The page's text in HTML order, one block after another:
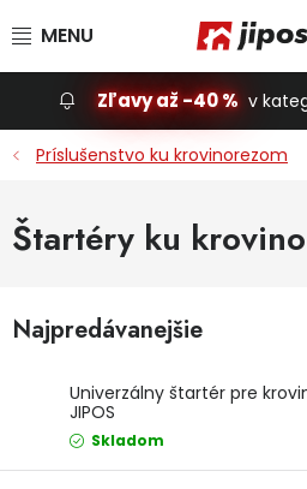
Slevoakce
Stavba, dom
Záhrada
Príslušenstvo pre
Vybavenie a hračky pre deti
Zľavy až -40 % v
Príslušenstvo ku krovinorezom
Štartéry ku
Najpredávanejšie
Univerzálny štartér pre
JIPOS
Skladom